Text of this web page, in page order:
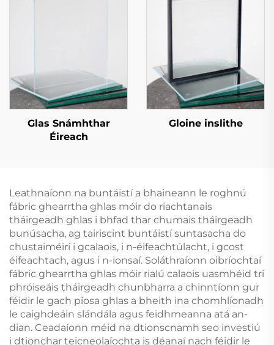
Glas Snámhthar
Éireach
Gloine inslithe
Leathnaíonn na buntáistí a bhaineann le roghnú
fábric ghearrtha ghlas móir do riachtanais
tháirgeadh ghlas i bhfad thar chumais tháirgeadh
bunúsacha, ag tairiscint buntáistí suntasacha do
chustaiméirí i gcalaois, i n-éifeachtúlacht, i gcost
éifeachtach, agus i n-ionsaí. Soláthraíonn oibríochtaí
fábric ghearrtha ghlas móir rialú calaois uasmhéid trí
phróiseáis tháirgeadh chunbharra a chinntíonn gur
féidir le gach píosa ghlas a bheith ina chomhlíonadh
le caighdeáin slándála agus feidhmeanna atá an-
dian. Ceadaíonn méid na dtionscnamh seo investiú
i dtionchar teicneolaíochta is déanaí nach féidir le